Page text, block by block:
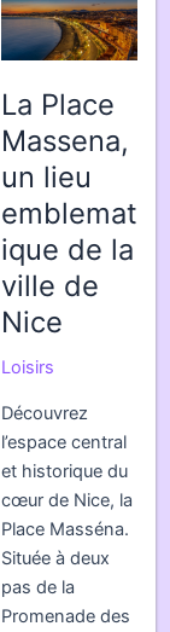
La Place
Massena,
un lieu
emblemat
ique de la
ville de
Nice
Loisirs
Découvrez
l’espace central
et historique du
cœur de Nice, la
Place Masséna.
Située à deux
pas de la
Promenade des